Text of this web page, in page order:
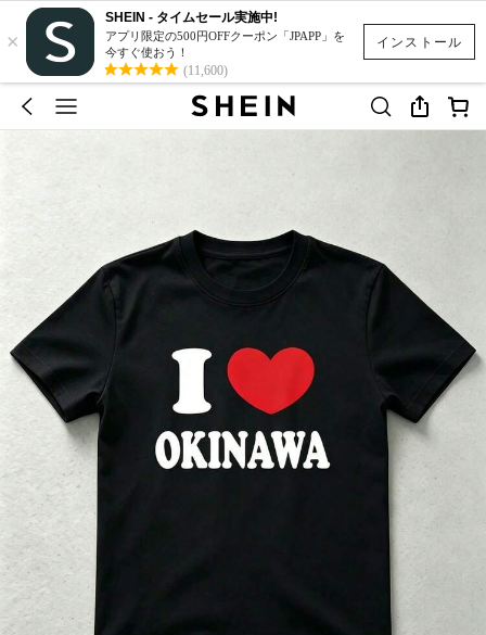
インストール
×
SHEIN - タイムセール実施中!
アプリ限定の500円OFFクーポン「JPAPP」を
今すぐ使おう！
(11,600)